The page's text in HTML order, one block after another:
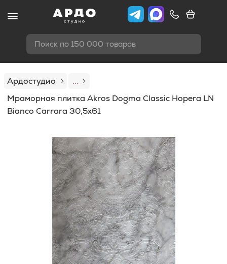
Поиск по 150 000 товаров
Ардостудио
...
Мраморная плитка Akros Dogma Classic Hopera LN
Bianco Carrara 30,5x61